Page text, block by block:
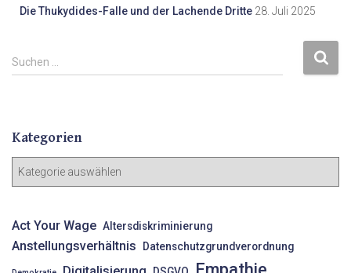
Die Thukydides-Falle und der Lachende Dritte 28. Juli 2025
S
u
n
n
:
Suchen …
Kategorien
g
o
r
Act Your Wage Altersdiskriminierung
Anstellungsverhältnis Datenschutzgrundverordnung